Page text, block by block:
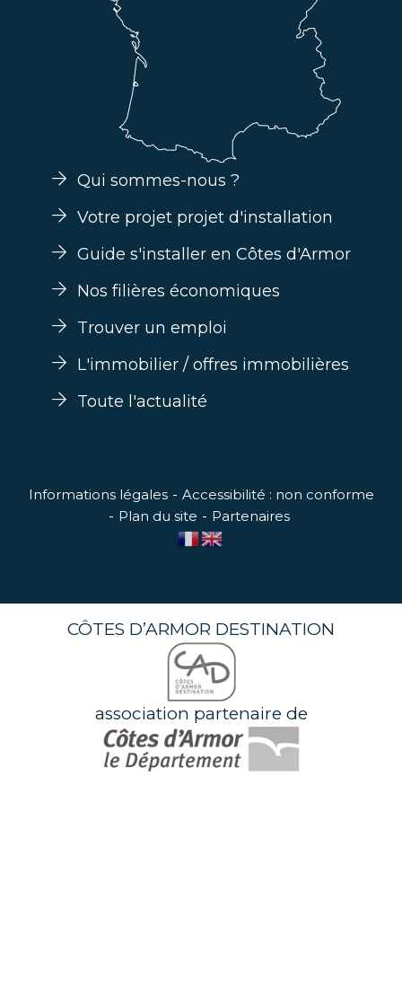
Qui sommes-nous ?
Votre projet projet d'installation
Guide s'installer en Côtes d'Armor
Nos filières économiques
Trouver un emploi
L'immobilier / offres immobilières
Toute l'actualité
Informations légales
Accessibilité : non conforme
Plan du site
Partenaires
CÔTES D’ARMOR DESTINATION
association partenaire de